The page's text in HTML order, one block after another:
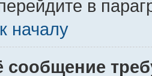
в
началу
сообщение